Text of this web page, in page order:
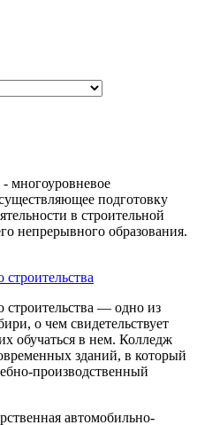
многоуровневое
подготовку
в строительной
непрерывного образования.
строительства — одно из
о чем свидетельствует
обучаться в нем. Колледж
зданий, в который
производственный